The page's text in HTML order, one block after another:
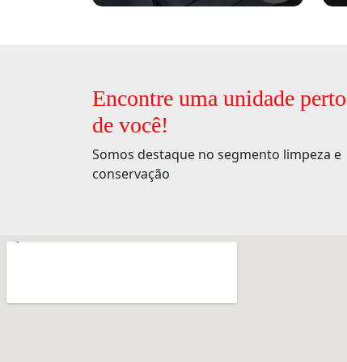
Encontre uma unidade perto
de você!
Somos destaque no segmento limpeza e
conservação